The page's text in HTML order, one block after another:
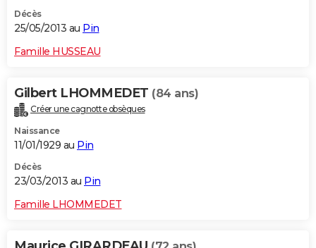
Décès
25/05/2013 au Pin
Famille HUSSEAU
Gilbert LHOMMEDET (84 ans)
Créer une cagnotte obsèques
Naissance
11/01/1929 au Pin
Décès
23/03/2013 au Pin
Famille LHOMMEDET